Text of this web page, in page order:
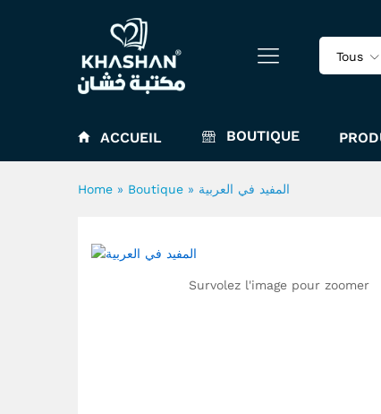
Tous
ACCUEIL BOUTIQUE
Home » Boutique » المفيد في العربية
Survolez l'image pour zoomer
المفيد في العربية